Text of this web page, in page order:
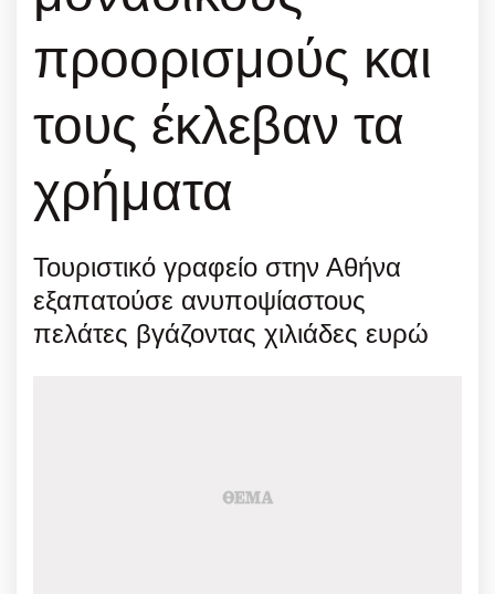
προορισμούς και
τους έκλεβαν τα
χρήματα
Τουριστικό γραφείο στην Αθήνα
εξαπατούσε ανυποψίαστους
πελάτες βγάζοντας χιλιάδες ευρώ